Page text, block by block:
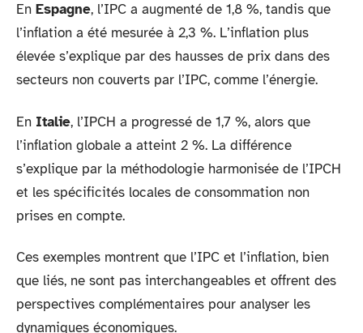
En Espagne, l’IPC a augmenté de 1,8 %, tandis que
l’inflation a été mesurée à 2,3 %. L’inflation plus
élevée s’explique par des hausses de prix dans des
secteurs non couverts par l’IPC, comme l’énergie.
En Italie, l’IPCH a progressé de 1,7 %, alors que
l’inflation globale a atteint 2 %. La différence
s’explique par la méthodologie harmonisée de l’IPCH
et les spécificités locales de consommation non
prises en compte.
Ces exemples montrent que l’IPC et l’inflation, bien
que liés, ne sont pas interchangeables et offrent des
perspectives complémentaires pour analyser les
dynamiques économiques.